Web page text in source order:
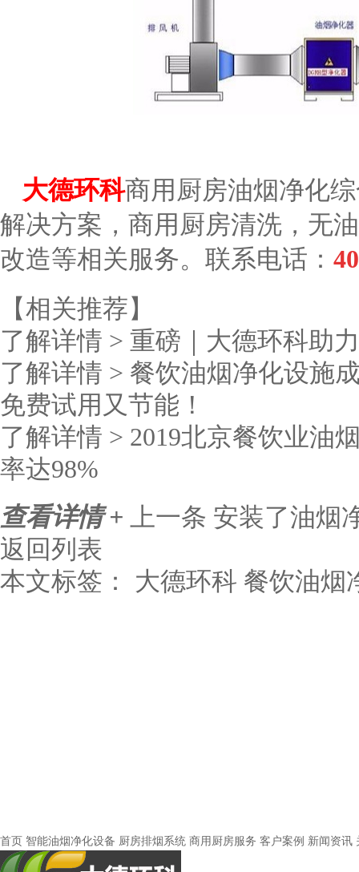
大德环科商用厨房油烟净化
解决方案，商用厨房清洗，无
改造等相关服务。联系电话：
【相关推荐】
了解详情 > 重磅｜大德环科助
了解详情 > 餐饮油烟净化设施
免费试用又节能！
了解详情 > 2019北京餐饮业油
率达98%
查看详情 +
上一条 安装了油烟
返回列表
本文标签： 大德环科 餐饮油烟
首页 智能油烟净化设备 厨房排烟系统 商用厨房服务 客户案例 新闻资讯